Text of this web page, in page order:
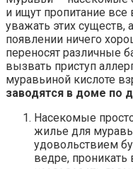
и ищут пропитание
уважать этих существ,
появлении ничего
переносят различные
вызвать приступ
муравьиной кислоте
заводятся в доме по
Насекомые
жилье для
удовольствием
ведре, проникать